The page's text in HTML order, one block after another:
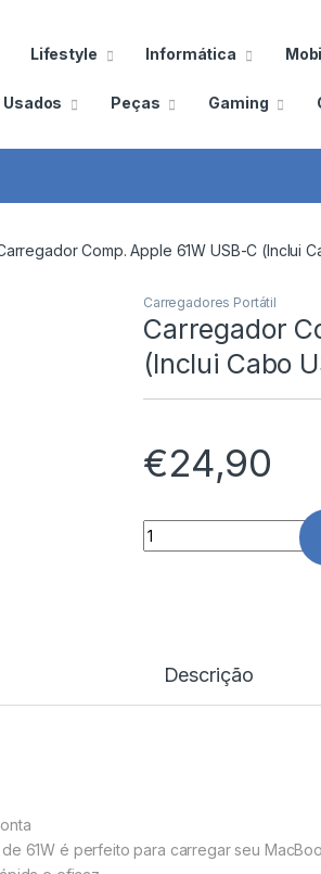
Lifestyle Informática
Usados Peças Gaming
Comp. Apple 61W USB-C (Inclui
Carregadores Portátil
Carregador
(Inclui Cabo
€24,90
Carregador Comp.
Descrição
61W é perfeito para carregar seu